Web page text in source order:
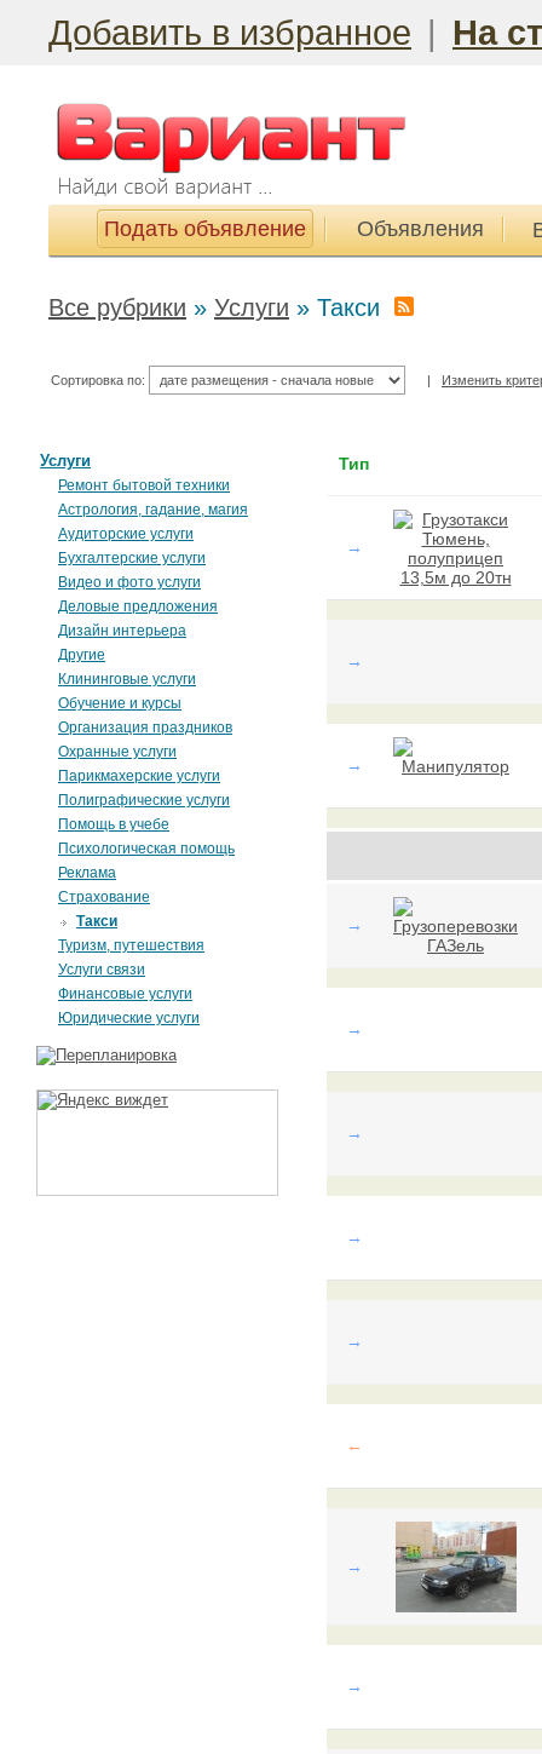
Добавить в избранное | На
Подать объявление Объявления
Все рубрики » Услуги » Такси
Сортировка по: | Изменить
Услуги
Ремонт бытовой техники
Астрология, гадание, магия
Аудиторские услуги
Бухгалтерские услуги
Видео и фото услуги
Деловые предложения
Дизайн интерьера
Другие
Клининговые услуги
Обучение и курсы
Организация праздников
Охранные услуги
Парикмахерские услуги
Полиграфические услуги
Помощь в учебе
Психологическая помощь
Реклама
Страхование
Такси
Туризм, путешествия
Услуги связи
Финансовые услуги
Юридические услуги
Тип
→
→
→
→
→
→
→
→
←
→
→